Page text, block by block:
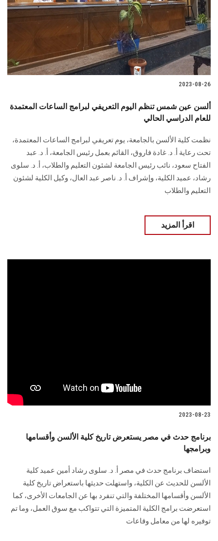
2023-08-26
ألسن عين شمس تنظم اليوم التعريفي لبرامج الساعات المعتمدة
للعام الدراسي الحالي
نظمت كلية الألسن بالجامعة، يوم تعريفي لبرامج الساعات المعتمدة،
تحت رعاية أ. د. غادة فاروق، القائم بعمل رئيس الجامعة، أ. د. عبد
الفتاح سعود، نائب رئيس الجامعة لشئون التعليم والطلاب، أ. د. سلوى
رشاد، عميد الكلية، وإشراف أ. د. ناصر عبد العال، وكيل الكلية لشئون
التعليم والطلاب
اقرأ المزيد
2023-08-23
برنامج حدث في مصر يستعرض تاريخ كلية الألسن وأقسامها
وبرامجها
استضاف برنامج حدث في مصر أ. د. سلوى رشاد أمين عميد كلية
الألسن للحديث عن الكلية، واستهلت حديثها باستعراض تاريخ كلية
الألسن وأقسامها المختلفة والتي تنفرد بها عن الجامعات الأخرى، كما
استعرضت برامج الكلية المتميزة التي تتواكب مع سوق العمل، وما تم
توفيره لها من معامل وقاعات